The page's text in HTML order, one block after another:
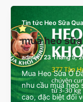
Tin tức Heo Sữa
mua heo sữa
admin/23 Tháng 5,
Mua Heo Sữa Ở
nhu cầu mua heo
cao, đặc biệt đối